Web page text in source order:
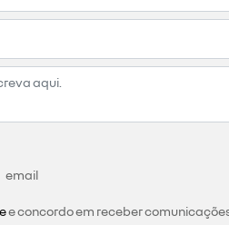
pro+:
personalizado com
preparada para o
e revisão para o seu veículo.
em veículos utilitários;